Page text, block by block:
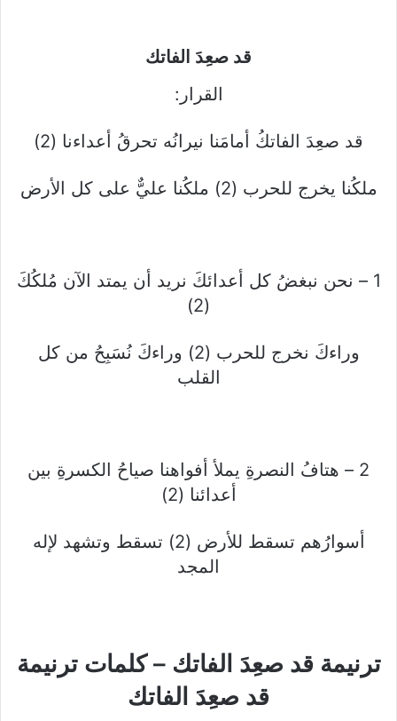
قد صعِدَ الفاتك
القرار:
قد صعِدَ الفاتكُ أمامَنا نيرانُه تحرقُ أعداءنا (2)
ملكُنا يخرج للحرب (2) ملكُنا عليٌّ على كل الأرض
1 – نحن نبغضُ كل أعدائكَ نريد أن يمتد الآن مُلكُكَ
(2)
وراءكَ نخرج للحرب (2) وراءكَ نُسَبِحُ من كل
القلب
2 – هتافُ النصرةِ يملأ أفواهنا صياحُ الكسرةِ بين
أعدائنا (2)
أسوارُهم تسقط للأرض (2) تسقط وتشهد لإله
المجد
ترنيمة قد صعِدَ الفاتك – كلمات ترنيمة
قد صعِدَ الفاتك